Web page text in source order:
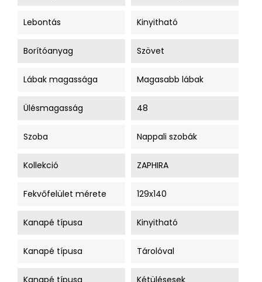
Lebontás Kinyitható
Borítóanyag Szövet
Lábak magassága Magasabb lábak
Ülésmagasság 48
Szoba Nappali szobák
Kollekció ZAPHIRA
Fekvőfelület mérete 129x140
Kanapé típusa Kinyitható
Kanapé típusa Tárolóval
Kanapé típusa Kétülésesek